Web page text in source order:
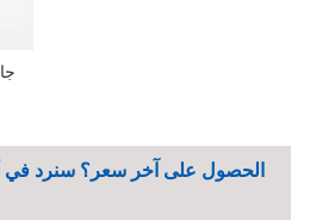
الحصول على آخر سعر؟ سنرد